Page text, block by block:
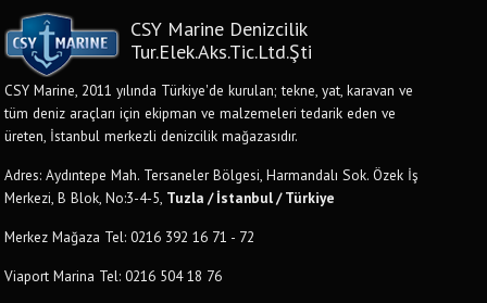
CSY Marine Denizcilik
Tur.Elek.Aks.Tic.Ltd.Şti
CSY Marine, 2011 yılında Türkiye'de kurulan; tekne, yat, karavan ve
tüm deniz araçları için ekipman ve malzemeleri tedarik eden ve
üreten, İstanbul merkezli denizcilik mağazasıdır.
Adres: Aydıntepe Mah. Tersaneler Bölgesi, Harmandalı Sok. Özek İş
Merkezi, B Blok, No:3-4-5, Tuzla / İstanbul / Türkiye
Merkez Mağaza Tel: 0216 392 16 71 - 72
Viaport Marina Tel: 0216 504 18 76